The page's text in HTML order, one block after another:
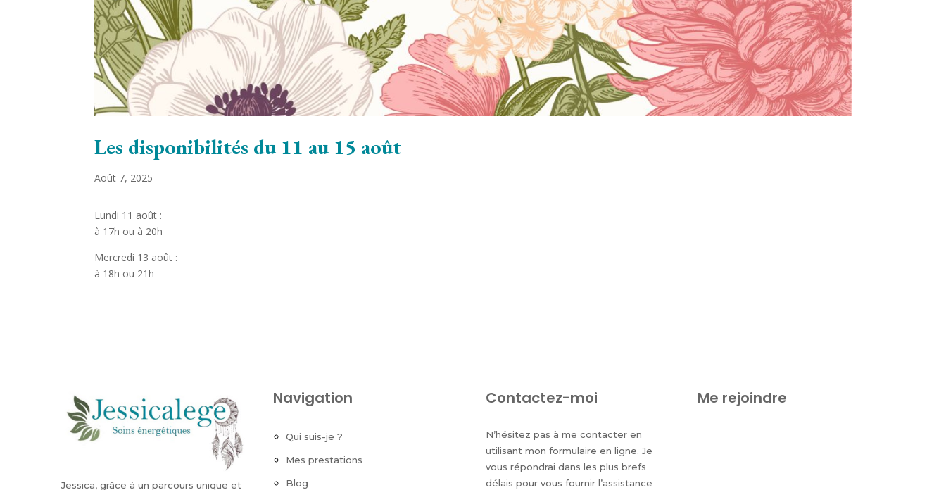
Les disponibilités du 11 au 15 août
Août 7, 2025
Lundi 11 août :
à 17h ou à 20h
Mercredi 13 août :
à 18h ou 21h
Jessica, grâce à un parcours unique et
Navigation
Qui suis-je ?
Mes prestations
Blog
Contactez-moi
N’hésitez pas à me contacter en
utilisant mon formulaire en ligne. Je
vous répondrai dans les plus brefs
délais pour vous fournir l’assistance
Me rejoindre